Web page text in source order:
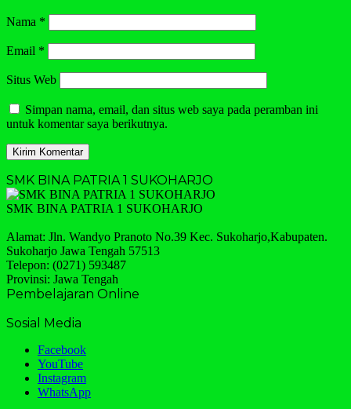
Nama *
Email *
Situs Web
Simpan nama, email, dan situs web saya pada peramban ini
untuk komentar saya berikutnya.
SMK BINA PATRIA 1 SUKOHARJO
SMK BINA PATRIA 1 SUKOHARJO
Alamat: Jln. Wandyo Pranoto No.39 Kec. Sukoharjo,Kabupaten.
Sukoharjo Jawa Tengah 57513
Telepon: (0271) 593487
Provinsi: Jawa Tengah
Pembelajaran Online
Sosial Media
Facebook
YouTube
Instagram
WhatsApp